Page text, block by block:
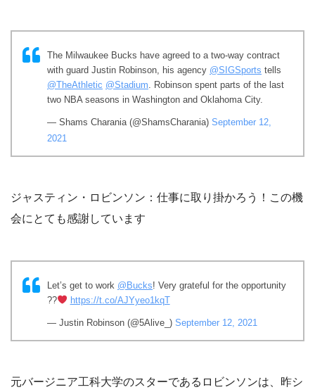
The Milwaukee Bucks have agreed to a two-way contract
with guard Justin Robinson, his agency @SIGSports tells
@TheAthletic @Stadium. Robinson spent parts of the last
two NBA seasons in Washington and Oklahoma City.
— Shams Charania (@ShamsCharania) September 12,
2021
ジャスティン・ロビンソン：仕事に取り掛かろう！この機
会にとても感謝しています
Let’s get to work @Bucks! Very grateful for the opportunity
??
https://t.co/AJYyeo1kqT
— Justin Robinson (@5Alive_) September 12, 2021
元バージニア工科大学のスターであるロビンソンは、昨シ